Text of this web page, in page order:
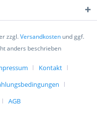
gelesen,
Pflichtfelder.
zzgl.Versandkosten und ggf.
anders beschrieben
Kontakt
AGB